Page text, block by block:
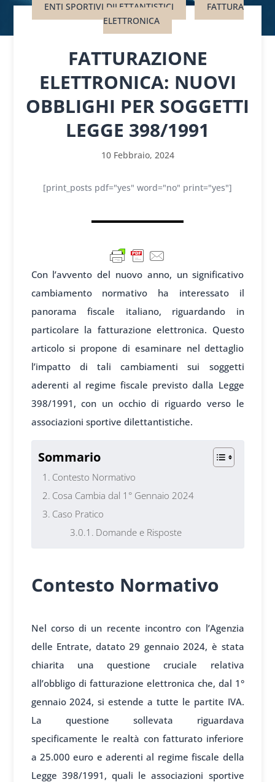
ENTI SPORTIVI DILETTANTISTICI
FATTURA
ELETTRONICA
FATTURAZIONE
ELETTRONICA: NUOVI
OBBLIGHI PER SOGGETTI
LEGGE 398/1991
10 Febbraio, 2024
[print_posts pdf="yes" word="no" print="yes"]
Con l’avvento del nuovo anno, un significativo
cambiamento normativo ha interessato il
panorama fiscale italiano, riguardando in
particolare la fatturazione elettronica. Questo
articolo si propone di esaminare nel dettaglio
l’impatto di tali cambiamenti sui soggetti
aderenti al regime fiscale previsto dalla Legge
398/1991, con un occhio di riguardo verso le
associazioni sportive dilettantistiche.
Sommario
Contesto Normativo
Cosa Cambia dal 1° Gennaio 2024
Caso Pratico
Domande e Risposte
Contesto Normativo
Nel corso di un recente incontro con l’Agenzia
delle Entrate, datato 29 gennaio 2024, è stata
chiarita una questione cruciale relativa
all’obbligo di fatturazione elettronica che, dal 1°
gennaio 2024, si estende a tutte le partite IVA.
La questione sollevata riguardava
specificamente le realtà con fatturato inferiore
a 25.000 euro e aderenti al regime fiscale della
Legge 398/1991, quali le associazioni sportive